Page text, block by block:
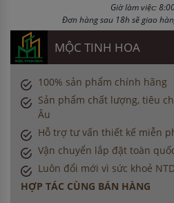
Giờ làm việc:
Đơn hàng sau 18h sẽ giao
MỘC TINH HOA
100% sản phẩm chính hãng
Sản phẩm chất lượng, tiêu
Âu
Hỗ trợ tư vấn thiết kế miễn
Vận chuyển lắp đặt toàn
Luôn đổi mới vì sức khoẻ
HỢP TÁC CÙNG BÁN HÀNG